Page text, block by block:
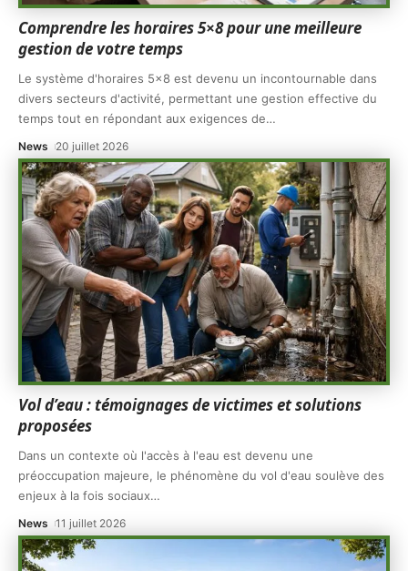
Comprendre les horaires 5×8 pour une meilleure
gestion de votre temps
Le système d'horaires 5x8 est devenu un incontournable dans
divers secteurs d'activité, permettant une gestion effective du
temps tout en répondant aux exigences de…
News 20 juillet 2026
Vol d’eau : témoignages de victimes et solutions
proposées
Dans un contexte où l'accès à l'eau est devenu une
préoccupation majeure, le phénomène du vol d'eau soulève des
enjeux à la fois sociaux…
News 11 juillet 2026